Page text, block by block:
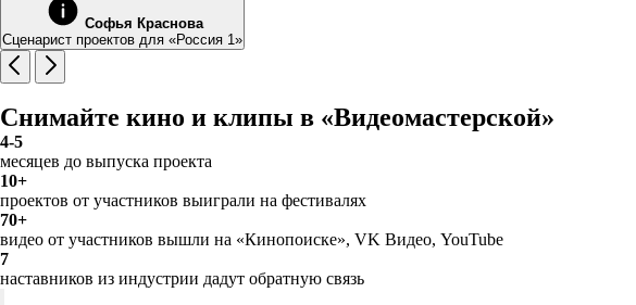
Софья Краснова
Сценарист проектов для «Россия 1»
Снимайте кино и клипы в «Видеомастерской»
4-5
месяцев до выпуска проекта
10+
проектов от участников выиграли на фестивалях
70+
видео от участников вышли на «Кинопоиске», VK Видео, YouTube
7
наставников из индустрии дадут обратную связь